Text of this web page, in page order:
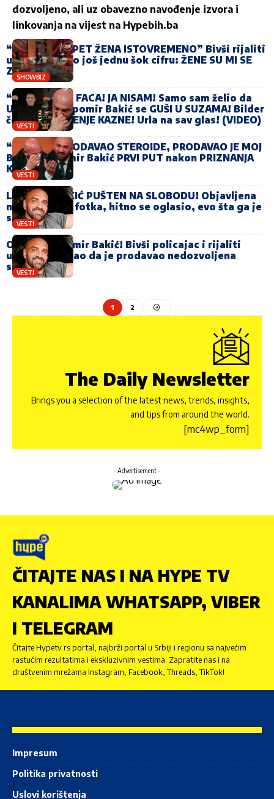
dozvoljeno, ali uz obavezno navođenje izvora i
linkovanja na vijest na Hypebih.ba
SHOWBIZ
“BIO SAM SA PET ŽENA ISTOVREMENO” Bivši rijaliti
učesnik otkrio još jednu šok cifru: ŽENE SU MI SE
ZGADILE!
VESTI
“KRISTIJAN JE FACA! JA NISAM! Samo sam želio da
USPIJEM!” Lepomir Bakić se GUŠI U SUZAMA! Bilder
čeka ODSLUŽENJE KAZNE! Urla na sav glas! (VIDEO)
VESTI
“NISAM JA PRODAVAO STEROIDE, PRODAVAO JE MOJ
BRAT” Lepomir Bakić PRVI PUT nakon PRIZNANJA
KRIVICE
VESTI
LEPOMIR BAKIĆ PUŠTEN NA SLOBODU! Objavljena
njegova prva fotka, hitno se oglasio, evo šta ga je
sačekalo
VESTI
Osuđen Lepomir Bakić! Bivši policajac i rijaliti
učesnik priznao da je prodavao nedozvoljena
sredstva
1 2
The Daily Newsletter
Brings you a selection of the latest news, trends, insights,
and tips from around the world.
[mc4wp_form]
- Advertisement -
ČITAJTE NAS I NA HYPE TV
KANALIMA WHATSAPP, VIBER
I TELEGRAM
Čitajte Hypetv.rs portal, najbrži portal u Srbiji i regionu sa najvećim
rastućim rezultatima i ekskluzivnim vestima. Zapratite nas i na
društvenim mrežama Instagram, Facebook, Threads, TikTok!
Impresum
Politika privatnosti
Uslovi korištenja